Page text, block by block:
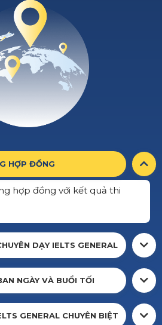
HỢP ĐỒNG
hợp đồng với kết quả thi
DẠY IELTS GENERAL
NGÀY VÀ BUỔI TỐI
GENERAL CHUYÊN BIỆT